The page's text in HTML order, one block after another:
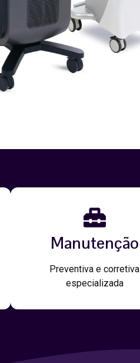
Manutenção
Preventiva e corretiva
especializada